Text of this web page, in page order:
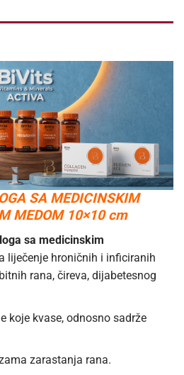
SA MEDICINSKIM
MEDOM 10×10 cm
sa medicinskim
liječenje hroničnih i inficiranih
rana, čireva, dijabetesnog
koje kvase, odnosno sadrže
zarastanja rana.